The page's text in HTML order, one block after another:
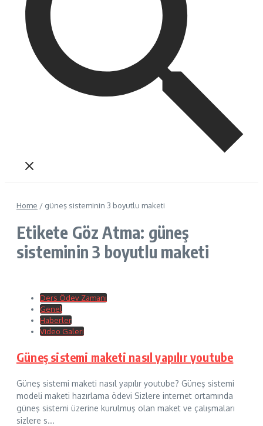
Home / güneş sisteminin 3 boyutlu maketi
Etikete Göz Atma: güneş
sisteminin 3 boyutlu maketi
Ders Ödev Zamanı
Genel
Haberler
Video Galeri
Güneş sistemi maketi nasıl yapılır youtube
Güneş sistemi maketi nasıl yapılır youtube? Güneş sistemi
modeli maketi hazırlama ödevi Sizlere internet ortamında
güneş sistemi üzerine kurulmuş olan maket ve çalışmaları
sizlere s...